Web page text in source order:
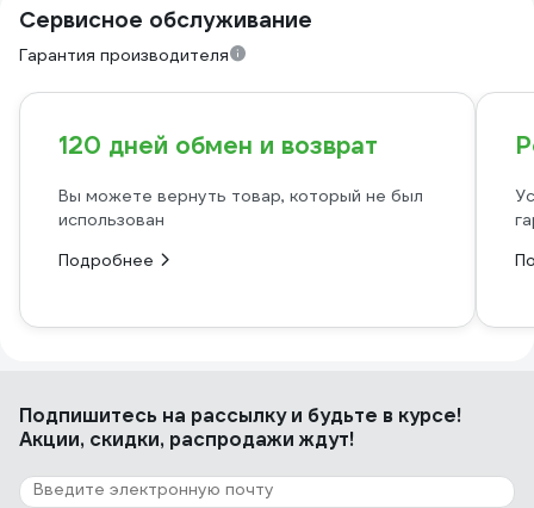
Сервисное обслуживание
Гарантия производителя
120 дней обмен и возврат
Вы можете вернуть товар, который не был
использован
Подробнее
Подпишитесь на рассылкуи будьте в курсе!
Акции, скидки, распродажи ждут!